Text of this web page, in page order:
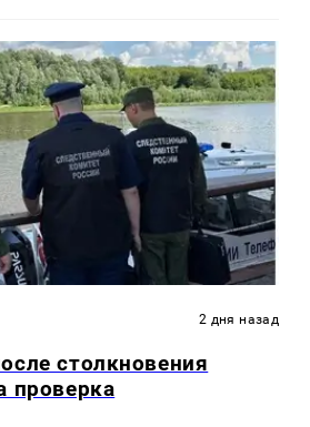
2 дня назад
столкновения
проверка